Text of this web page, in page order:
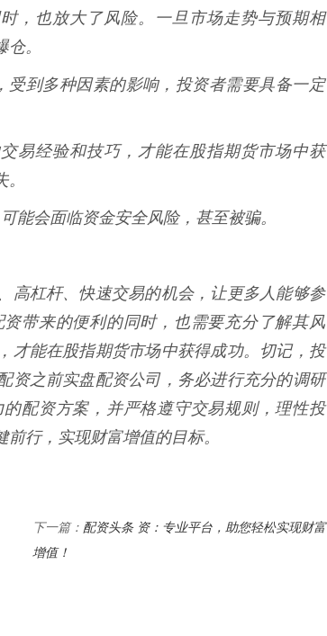
，也放大了风险。一旦市场走势与预期相
。
到多种因素的影响，投资者需要具备一定
易经验和技巧，才能在股指期货市场中获
能会面临资金安全风险，甚至被骗。
高杠杆、快速交易的机会，让更多人能够参
带来的便利的同时，也需要充分了解其风
才能在股指期货市场中获得成功。切记，投
资之前实盘配资公司，务必进行充分的调研
配资方案，并严格遵守交易规则，理性投
行，实现财富增值的目标。
下一篇： 配资头条 资：专业平台，助您轻松实现财富
增值！